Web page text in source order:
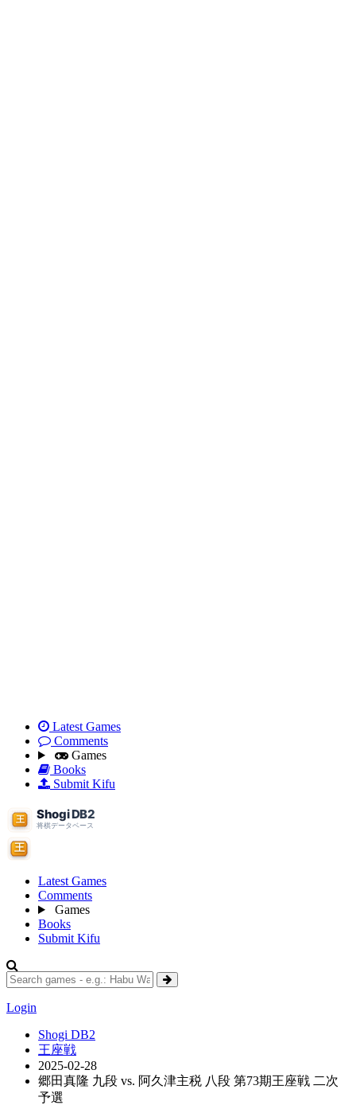
Latest Games
Comments
Games
Books
Submit Kifu
Latest Games
Comments
Games
Books
Submit Kifu
Login
Shogi DB2
王座戦
2025-02-28
郷田真隆 九段 vs. 阿久津主税 八段 第73期王座戦 二次
予選